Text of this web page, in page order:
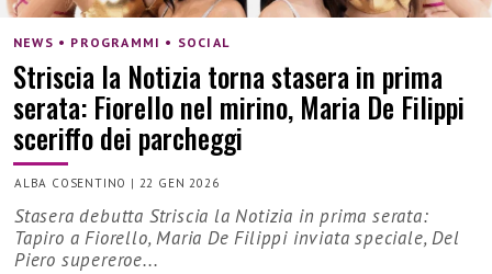
NEWS • PROGRAMMI • SOCIAL
Striscia la Notizia torna stasera in prima
serata: Fiorello nel mirino, Maria De Filippi
sceriffo dei parcheggi
ALBA COSENTINO | 22 GEN 2026
Stasera debutta Striscia la Notizia in prima serata:
Tapiro a Fiorello, Maria De Filippi inviata speciale, Del
Piero supereroe...